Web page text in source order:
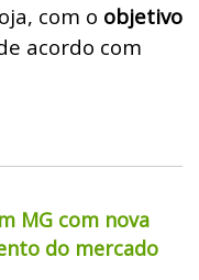
com o objetivo
acordo com
MG com nova
do mercado